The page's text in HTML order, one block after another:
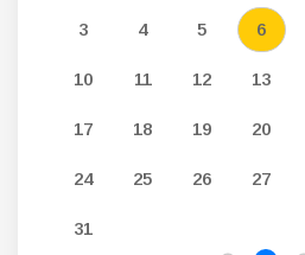
3 4 5 6
10 11 12 13
17 18 19 20
24 25 26 27
31